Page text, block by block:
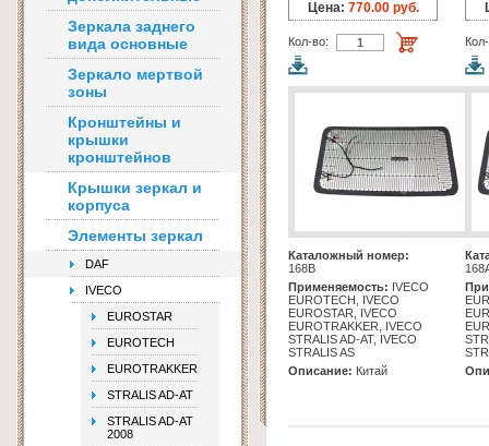
Зеркала заднего
вида основные
Зеркало мертвой
зоны
Кронштейны и
крышки
кронштейнов
Крышки зеркал и
корпуса
Элементы зеркал
DAF
IVECO
EUROSTAR
EUROTECH
EUROTRAKKER
STRALIS AD-AT
STRALIS AD-AT
2008
Цена: 770.00 руб.
Кол-во:
Каталожный номер:
168B
Применяемость: IVECO
EUROTECH, IVECO
EUROSTAR, IVECO
EUROTRAKKER, IVECO
STRALIS AD-AT, IVECO
STRALIS AS
Описание: Китай